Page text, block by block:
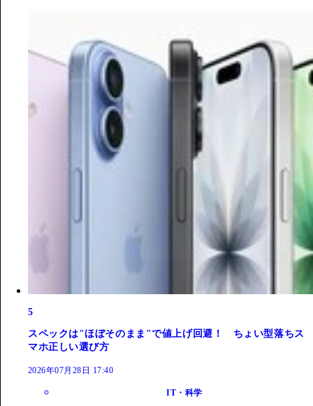
5
スペックは"ほぼそのまま"で値上げ回避！ ちょい型落ちス
マホ正しい選び方
2026年07月28日 17:40
IT・科学